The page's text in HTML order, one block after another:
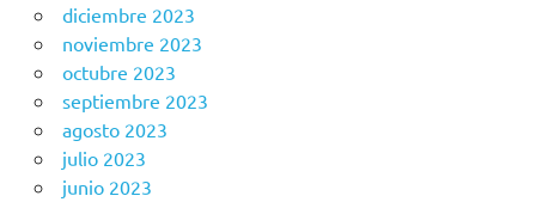
diciembre 2023
noviembre 2023
octubre 2023
septiembre 2023
agosto 2023
julio 2023
junio 2023